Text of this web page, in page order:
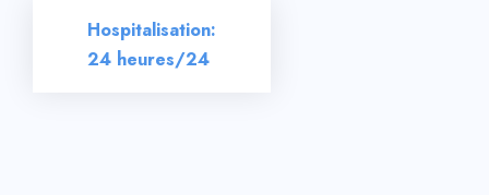
Hospitalisation:
24 heures/24